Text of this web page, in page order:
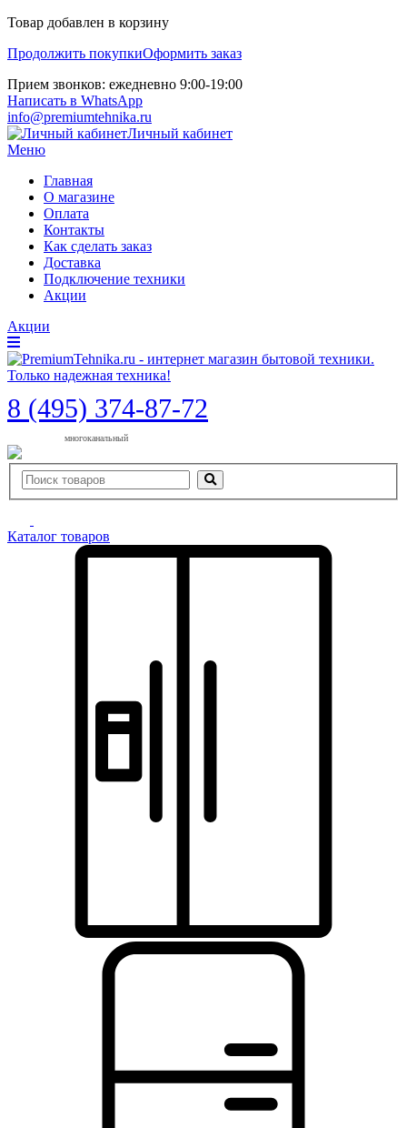
Товар добавлен в корзину
Продолжить покупкиОформить заказ
Прием звонков: ежедневно 9:00-19:00
Написать в WhatsApp
info@premiumtehnika.ru
Личный кабинет
Меню
Главная
О магазине
Оплата
Контакты
Как сделать заказ
Доставка
Подключение техники
Акции
Акции
8 (495) 374-87-72
многоканальный
Каталог товаров